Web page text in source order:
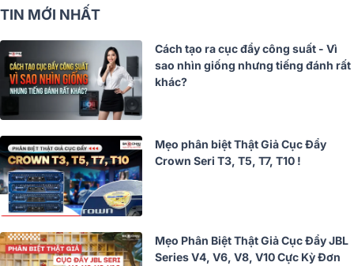
TIN MỚI NHẤT
Cách tạo ra cục đẩy công suất - Vì
sao nhìn giống nhưng tiếng đánh rất
khác?
Mẹo phân biệt Thật Giả Cục Đẩy
Crown Seri T3, T5, T7, T10 !
Mẹo Phân Biệt Thật Giả Cục Đẩy JBL
Series V4, V6, V8, V10 Cực Kỳ Đơn